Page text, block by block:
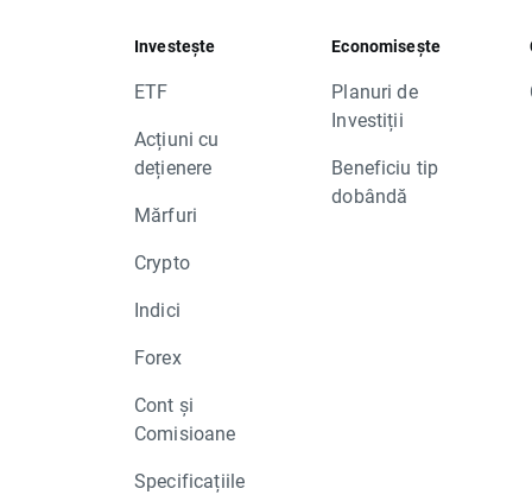
Investește
ETF
Acțiuni cu
dețienere
Mărfuri
Crypto
Indici
Forex
Cont și
Comisioane
Specificațiile
Economisește
Planuri de
Investiții
Beneficiu tip
dobândă